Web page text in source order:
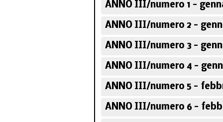
ANNO III/numero 1 -
ANNO III/numero 2 -
ANNO III/numero 3 -
ANNO III/numero 4 -
ANNO III/numero 5 -
ANNO III/numero 6 -